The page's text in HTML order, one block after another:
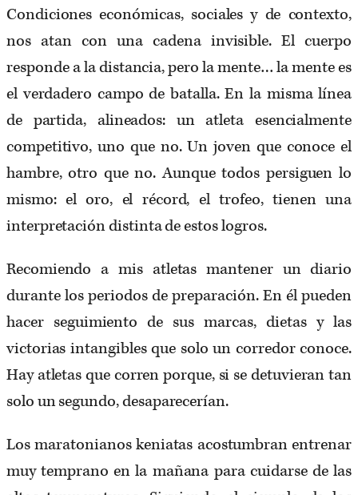
Condiciones económicas, sociales y de contexto,
nos atan con una cadena invisible. El cuerpo
responde a la distancia, pero la mente… la mente es
el verdadero campo de batalla. En la misma línea
de partida, alineados: un atleta esencialmente
competitivo, uno que no. Un joven que conoce el
hambre, otro que no. Aunque todos persiguen lo
mismo: el oro, el récord, el trofeo, tienen una
interpretación distinta de estos logros.
Recomiendo a mis atletas mantener un diario
durante los periodos de preparación. En él pueden
hacer seguimiento de sus marcas, dietas y las
victorias intangibles que solo un corredor conoce.
Hay atletas que corren porque, si se detuvieran tan
solo un segundo, desaparecerían.
Los maratonianos keniatas acostumbran entrenar
muy temprano en la mañana para cuidarse de las